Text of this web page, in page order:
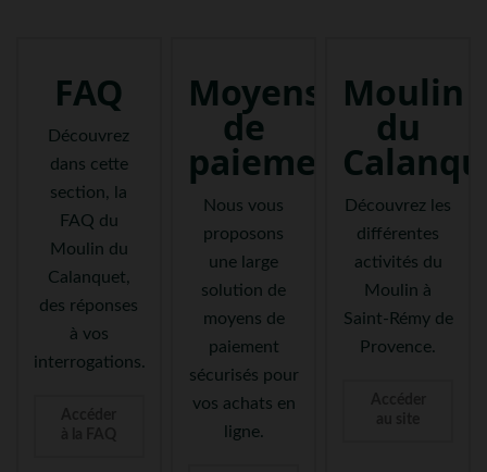
FAQ
Découvrez
dans cette
section, la
FAQ du
Moulin du
Calanquet,
des réponses
à vos
interrogations.
Moyens
de
paiement
Nous vous
proposons
une large
solution de
moyens de
paiement
sécurisés pour
vos achats en
ligne.
Moulin
du
Découvrez les
différentes
activités du
Moulin à
Saint-Rémy de
Provence.